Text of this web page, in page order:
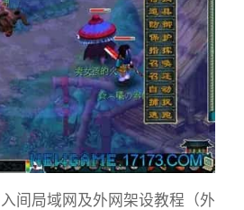
间局域网及外网架设教程（外